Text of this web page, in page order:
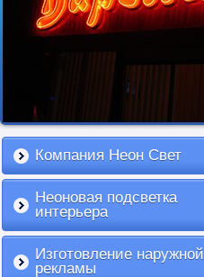
Компания Неон Свет
Неоновая подсветка
интерьера
Изготовление наружной
рекламы